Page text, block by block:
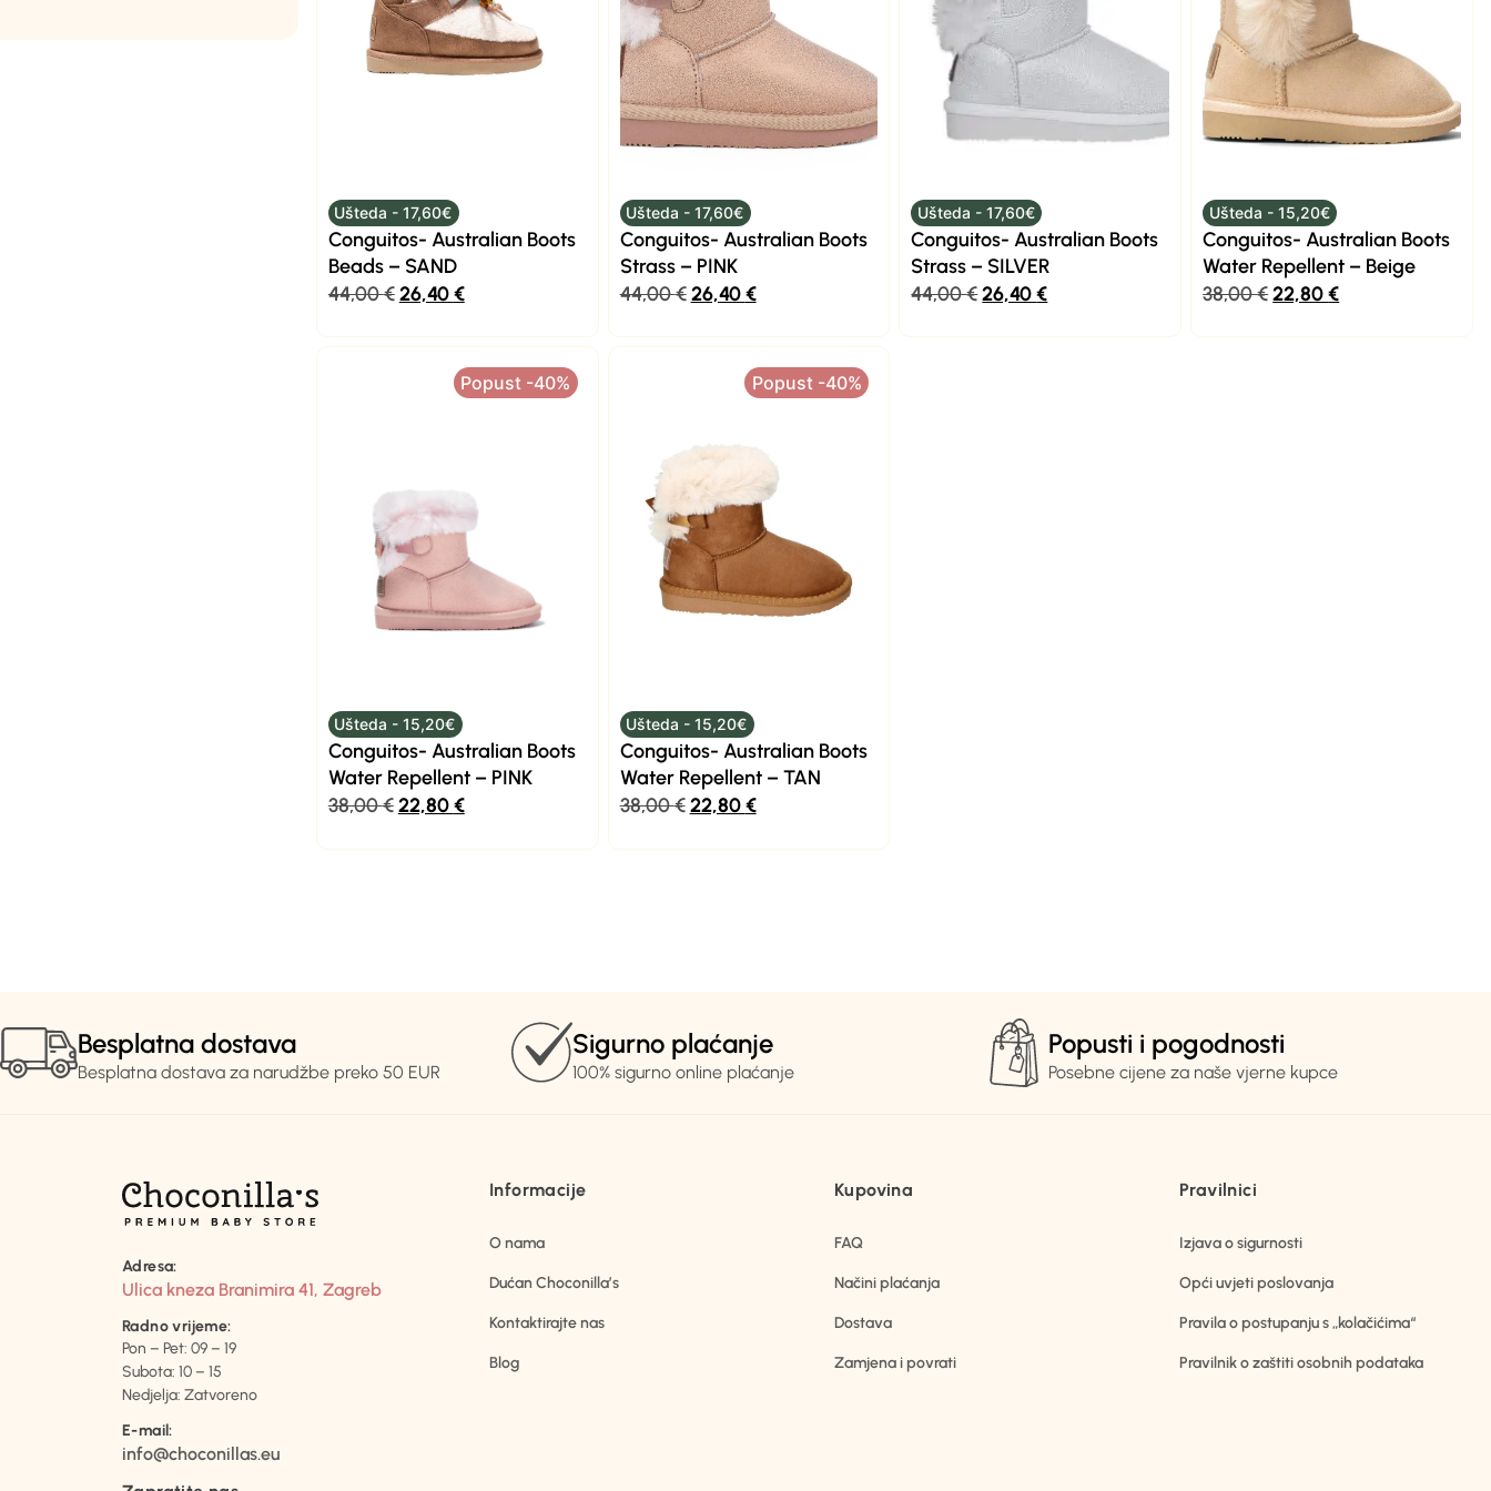
Ušteda - 17,60€
Conguitos- Australian Boots
Beads – SAND
44,00€26,40€
Ušteda - 17,60€
Conguitos- Australian Boots
Strass – PINK
44,00€ 26,40€
Ušteda - 17,60€
Conguitos- Australian Boots
Strass – SILVER
44,00€26,40€
Ušteda - 15,20€
Conguitos- Australian Boots
Water Repellent – Beige
38,00€22,80€
Popust -40%
Ušteda - 15,20€
Conguitos- Australian Boots
Water Repellent – PINK
38,00€22,80€
Popust -40%
Ušteda - 15,20€
Conguitos- Australian Boots
Water Repellent – TAN
38,00€ 22,80€
Besplatna dostava
Besplatna dostava za narudžbe preko 50 EUR
Sigurno plaćanje
100% sigurno online plaćanje
Popusti i pogodnosti
Posebne cijene za naše vjerne kupce
Adresa:
Ulica kneza Branimira 41, Zagreb
Radno vrijeme:
Pon – Pet: 09 – 19
Subota: 10 – 15
Nedjelja: Zatvoreno
E-mail:
info@choconillas.eu
Informacije
O nama
Dućan Choconilla’s
Kontaktirajte nas
Blog
Kupovina
FAQ
Načini plaćanja
Dostava
Zamjena i povrati
Pravilnici
Izjava o sigurnosti
Opći uvjeti poslovanja
Pravila o postupanju s „kolačićima“
Pravilnik o zaštiti osobnih podataka